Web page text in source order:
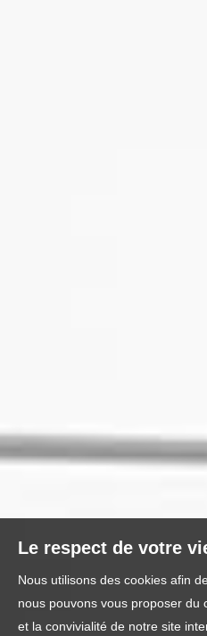
Le respect de votre
Nous utilisons des cookies afin
nous pouvons vous proposer
et la convivialité de notre site